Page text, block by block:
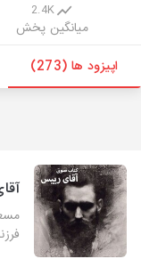
2.4K
میانگین پخش
اپیزود ها (273)